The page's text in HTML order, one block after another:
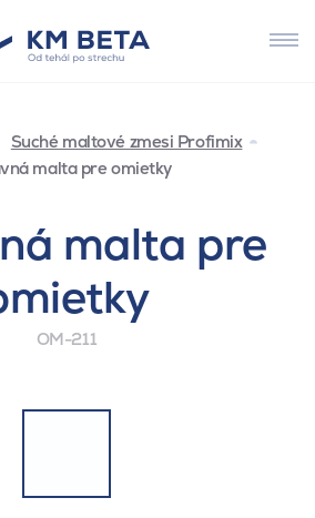
Suché maltové zmesi Profimix
malta pre omietky
malta pre
OM-211